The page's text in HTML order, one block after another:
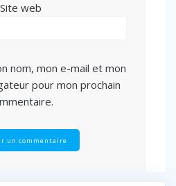
Site web
nom, mon e-mail et mon
pour mon prochain